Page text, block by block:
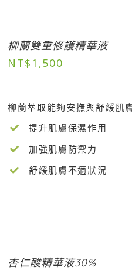
柳蘭雙重修護精華液
NT$ 1,500
柳蘭萃取能夠安撫與舒緩肌
提升肌膚保濕作用
加強肌膚防禦力
舒緩肌膚不適狀況
杏仁酸精華液30%